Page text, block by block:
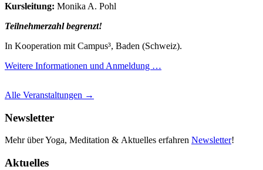
Kursleitung: Monika A. Pohl
Teilnehmerzahl begrenzt!
In Kooperation mit Campus³, Baden (Schweiz).
Weitere Informationen und Anmeldung …
Alle Veranstaltungen →
Newsletter
Mehr über Yoga, Meditation & Aktuelles erfahren Newsletter!
Aktuelles